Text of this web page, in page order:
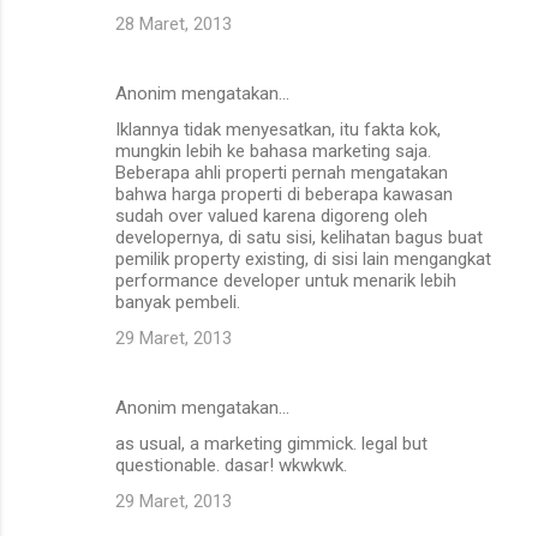
28 Maret, 2013
Anonim mengatakan…
Iklannya tidak menyesatkan, itu fakta kok,
mungkin lebih ke bahasa marketing saja.
Beberapa ahli properti pernah mengatakan
bahwa harga properti di beberapa kawasan
sudah over valued karena digoreng oleh
developernya, di satu sisi, kelihatan bagus buat
pemilik property existing, di sisi lain mengangkat
performance developer untuk menarik lebih
banyak pembeli.
29 Maret, 2013
Anonim mengatakan…
as usual, a marketing gimmick. legal but
questionable. dasar! wkwkwk.
29 Maret, 2013